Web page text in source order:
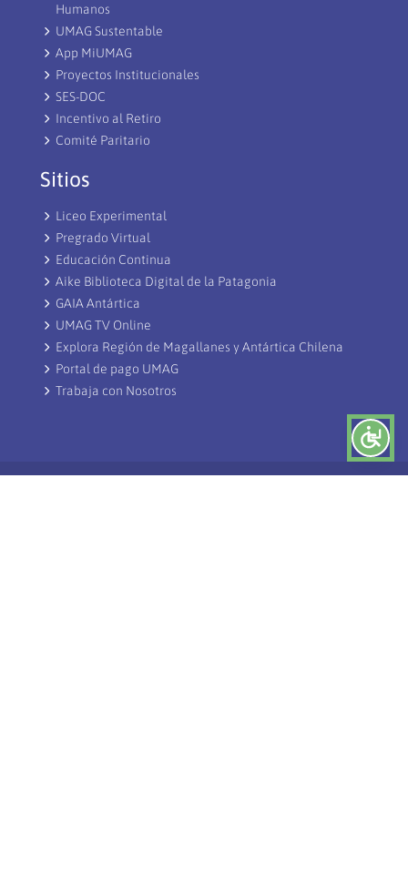
Humanos
UMAG Sustentable
App MiUMAG
Proyectos Institucionales
SES-DOC
Incentivo al Retiro
Comité Paritario
Sitios
Liceo Experimental
Pregrado Virtual
Educación Continua
Aike Biblioteca Digital de la Patagonia
GAIA Antártica
UMAG TV Online
Explora Región de Magallanes y Antártica Chilena
Portal de pago UMAG
Trabaja con Nosotros